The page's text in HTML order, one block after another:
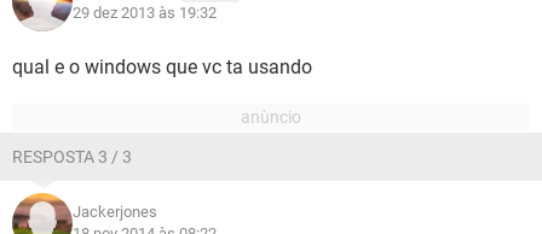
29 dez 2013 às 19:32
qual e o windows que vc ta usando
RESPOSTA 3 / 3
Jackerjones